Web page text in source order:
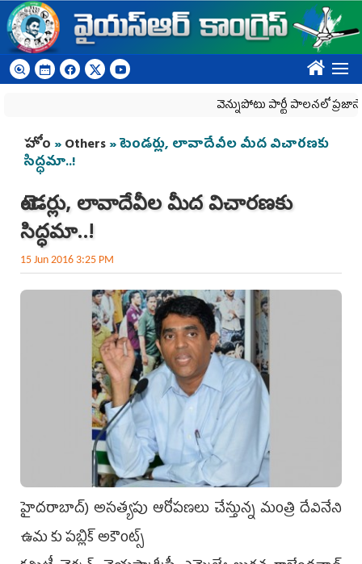
Skip to main content
????
వెన్నుపోటు పార్టీ పాలనలో ప్రజాస్వామ్యం
You are here
హోం »Others» టెండర్లు, లావాదేవీల మీద విచారణకు
సిద్ధమా..!
టెండర్లు, లావాదేవీల మీద విచారణకు
సిద్ధమా..!
15 Jun 2016 3:25 PM
హైదరాబాద్) అసత్యపు ఆరోపణలు చేస్తున్న మంత్రి దేవినేని
ఉమ కు పబ్లిక్ అకౌంట్స్